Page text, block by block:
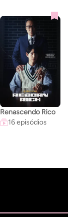
Renascendo Rico
16 episódios